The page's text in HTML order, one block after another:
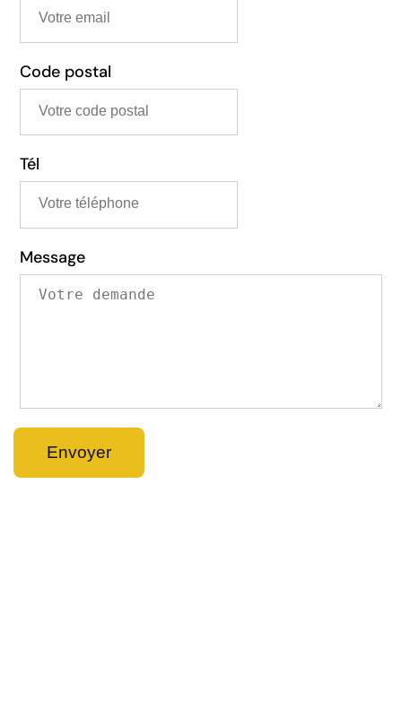
Code postal
Tél
Message